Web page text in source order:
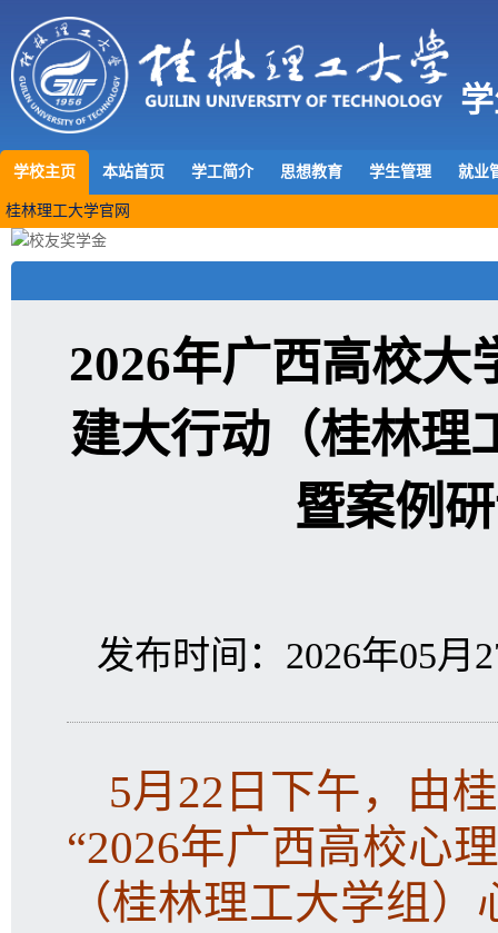
学校主页 本站首页 学工简介 思想教育 学生管理 就业
桂林理工大学官网
2026年广西高校大
建大行动（桂林理
暨案例
发布时间：2026年05月
5月22日下午，由
“2026年广西高校心
（桂林理工大学组